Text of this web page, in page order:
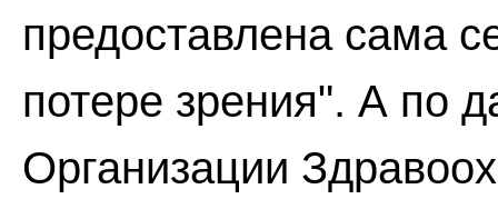
предоставлена сама
потере зрения". А по
Организации